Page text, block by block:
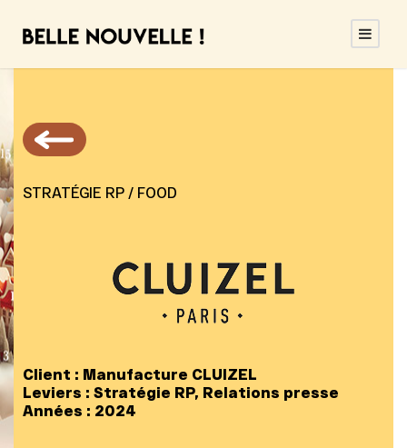
STRATÉGIE RP / FOOD
Client : Manufacture CLUIZEL
Leviers : Stratégie RP, Relations presse
Années : 2024